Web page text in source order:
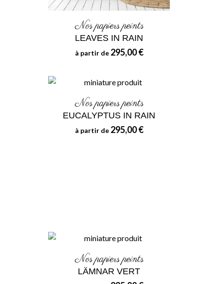
Nos papiers peints
LEAVES IN RAIN
à partir de 295,00 €
Nos papiers peints
EUCALYPTUS IN RAIN
à partir de 295,00 €
Nos papiers peints
LÄMNAR VERT